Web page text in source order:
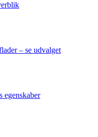
– se udvalget
egenskaber